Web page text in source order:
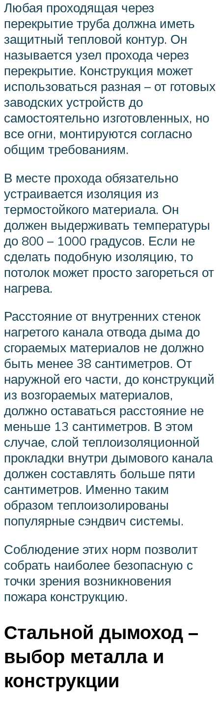
Любая проходящая через
перекрытие труба должна иметь
защитный тепловой контур. Он
называется узел прохода через
перекрытие. Конструкция может
использоваться разная – от готовых
заводских устройств до
самостоятельно изготовленных, но
все огни, монтируются согласно
общим требованиям.
В месте прохода обязательно
устраивается изоляция из
термостойкого материала. Он
должен выдерживать температуры
до 800 – 1000 градусов. Если не
сделать подобную изоляцию, то
потолок может просто загореться от
нагрева.
Расстояние от внутренних стенок
нагретого канала отвода дыма до
сгораемых материалов не должно
быть менее 38 сантиметров. От
наружной его части, до конструкций
из возгораемых материалов,
должно оставаться расстояние не
меньше 13 сантиметров. В этом
случае, слой теплоизоляционной
прокладки внутри дымового канала
должен составлять больше пяти
сантиметров. Именно таким
образом теплоизолированы
популярные сэндвич системы.
Соблюдение этих норм позволит
собрать наиболее безопасную с
точки зрения возникновения
пожара конструкцию.
Стальной дымоход –
выбор металла и
конструкции